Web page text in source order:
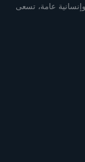
وإنسانية عامة، تسعى